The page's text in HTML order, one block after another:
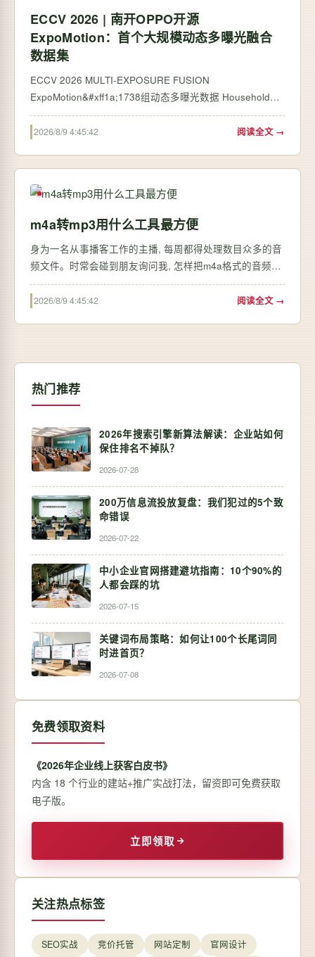
ECCV 2026 | 南开OPPO开源
ExpoMotion：首个大规模动态多曝光融合
数据集
ECCV 2026 MULTI-EXPOSURE FUSION
ExpoMotion&#xff1a;1738组动态多曝光数据 Householder
投影“筛掉”鬼影 大规模动态多曝光融合基准 Householder
正交投影网络同时解决极端曝光、运动鬼影与高频细节丢
2026/8/9 4:45:42 阅读全文 →
m4a转mp3用什么工具最方便
身为一名从事播客工作的主播, 每周都得处理数目众多的音
频文件。时常会碰到朋友询问我, 怎样把m4a格式的音频转
变成mp3格式, 实际上这个问题并不复杂, 重点在于要挑选
正确的工具。 大量音乐爱好者的手机里存的大多是m4a格
2026/8/9 4:45:42 阅读全文 →
热门推荐
2026年搜索引擎新算法解读：企业站如何
保住排名不掉队？
2026-07-28
200万信息流投放复盘：我们犯过的5个致
命错误
2026-07-22
中小企业官网搭建避坑指南：10个90%的
人都会踩的坑
2026-07-15
关键词布局策略：如何让100个长尾词同
时进首页？
2026-07-08
免费领取资料
《2026年企业线上获客白皮书》
内含 18 个行业的建站+推广实战打法，留资即可免费获取
电子版。
立即领取
关注热点标签
SEO实战 竞价托管 网站定制
官网设计